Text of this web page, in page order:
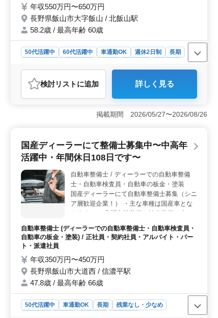
☆社用車支給 ☆中部地方全域案件ございま
す
年収550万円〜650万円
長野県飯山市大字飯山 / 北飯山駅
58.2歳 / 最高年齢 60歳
50代活躍中 60代活躍中 車通勤OK 週休2日制
長期
おすすめポイント
＜業務内容＞ 中部全域での発注者支援業務の募集で
す。道路や水道関連工事の建設現場監督業務を担当しま
す。主な業務は工事監督支援や資料作成、竣工図書作
しています。 ＜条件面＞ 1級土木施工管理技士や技
術士、RCCM資格を保有する方を歓迎し、条件面で優遇
者、CAD経験者が適任です。中部地方全域での案件があ
り、地域に密着した働き方が可能です。 ＜福利厚生
＞ 年収は550万円から650万円で、実費支給の通勤手当
や充実した福利厚生が整っています。単身赴任宿舎の完
備や社用車の支給など、快適な労働環境が整っていま
クセスも便利です。
検討リスト に追加 詳しく見る
掲載期間 2026/05/27〜2026/08/26
国産ディーラーにて整備士募集中〜中高年
活躍中・年間休日108日です〜
自動車整備士 / ディーラーでの自動車整備
士・自動車検査員・自動車の板金・塗装
国産ディーラーにて自動車整備士募集（シニ
ア層歓迎企業！） ・主な車種は国産車とな
ります。 ・定期点検整備、納車整備、車検
ブルシューティング時の整備業務全般 現在
50歳以上も活躍している企業です。 検査員
お待ちしております。
自動車整備士 (ディーラーでの自動車整備士・自動車検査員・
自動車の板金・塗装) / 正社員・契約社員・アルバイト・パー
ト・派遣社員
年収350万円〜450万円
長野県飯山市大道西 / 信濃平駅
47.8歳 / 最高年齢 66歳
50代活躍中 車通勤OK 長期
残業なし・少なめ